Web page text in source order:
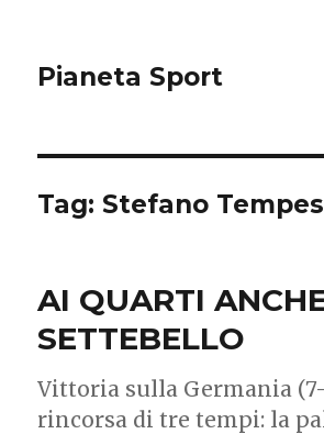
Pianeta Sport
Tag: Stefano
AI QUARTI
SETTEBELLO
Vittoria sulla Germania
rincorsa di tre tempi: la